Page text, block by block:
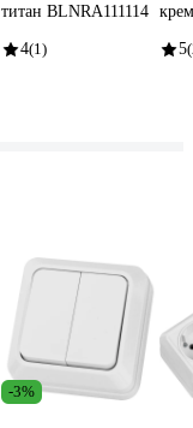
титан BLNRA111114
4(1) 5
-3%